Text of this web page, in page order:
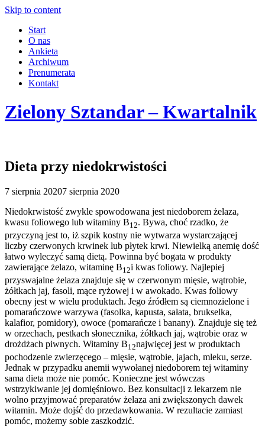
Skip to content
Start
O nas
Ankieta
Archiwum
Prenumerata
Kontakt
Zielony Sztandar – Kwartalnik
Dieta przy niedokrwistości
7 sierpnia 20207 sierpnia 2020
Niedokrwistość zwykle spowodowana jest niedoborem żelaza,
kwasu foliowego lub witaminy B12. Bywa, choć rzadko, że
przyczyną jest to, iż szpik kostny nie wytwarza wystarczającej
liczby czerwonych krwinek lub płytek krwi. Niewielką anemię dość
łatwo wyleczyć samą dietą. Powinna być bogata w produkty
zawierające żelazo, witaminę B12i kwas foliowy. Najlepiej
przyswajalne żelaza znajduje się w czerwonym mięsie, wątrobie,
żółtkach jaj, fasoli, mące ryżowej i w awokado. Kwas foliowy
obecny jest w wielu produktach. Jego źródłem są ciemnozielone i
pomarańczowe warzywa (fasolka, kapusta, sałata, brukselka,
kalafior, pomidory), owoce (pomarańcze i banany). Znajduje się też
w orzechach, pestkach słonecznika, żółtkach jaj, wątrobie oraz w
drożdżach piwnych. Witaminy B12najwięcej jest w produktach
pochodzenie zwierzęcego – mięsie, wątrobie, jajach, mleku, serze.
Jednak w przypadku anemii wywołanej niedoborem tej witaminy
sama dieta może nie pomóc. Konieczne jest wówczas
wstrzykiwanie jej domięśniowo. Bez konsultacji z lekarzem nie
wolno przyjmować preparatów żelaza ani zwiększonych dawek
witamin. Może dojść do przedawkowania. W rezultacie zamiast
pomóc, możemy sobie zaszkodzić.